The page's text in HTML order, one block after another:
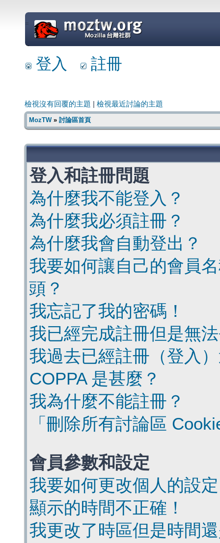
=
登入 註冊
檢視沒有回覆的主題 檢視最近討論的主題
MozTW» 討論區首頁
登入和註冊問題
為什麼我不能登入？
為什麼我必須註冊？
為什麼我會自動登出？
我要如何讓自己的會員
頭？
我忘記了我的密碼！
我已經完成註冊但是無
我過去已經註冊（登入
COPPA 是甚麼？
我為什麼不能註冊？
「刪除所有討論區
會員參數和設定
我要如何更改個人的設
顯示的時間不正確！
我更改了時區但是時間